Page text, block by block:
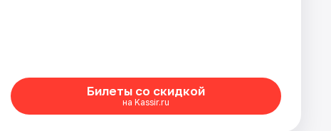
Билеты со скидкой
на Kassir.ru